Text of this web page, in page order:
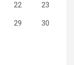
22 23
29 30